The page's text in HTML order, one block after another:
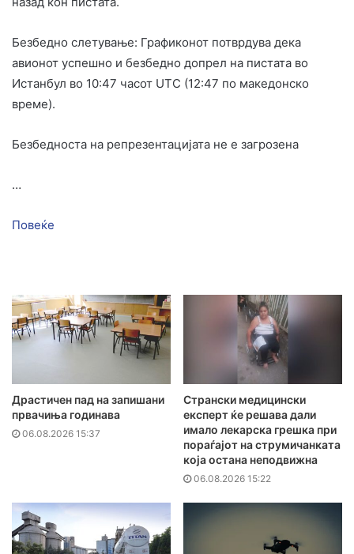
Безбедно слетување: Графиконот потврдува дека
авионот успешно и безбедно допрел на пистата во
Истанбул во 10:47 часот UTC (12:47 по македонско
време).
Безбедноста на репрезентацијата не е загрозена
…
Повеќе
Драстичен пад на запишани
првачиња годинава
06.08.2026 15:37
Странски медицински
експерт ќе решава дали
имало лекарска грешка при
пораѓајот на струмичанката
која остана неподвижна
06.08.2026 15:22